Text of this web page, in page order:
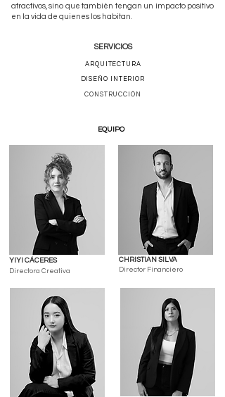
atractivos, sino que también tengan un impacto positivo
en la vida de quienes los habitan.
SERVICIOS
ARQUITECTURA
DISEÑO INTERIOR
CONSTRUCCIÓN
EQUIPO
YIYI CÁCERES
Directora Creativa
CHRISTIAN SILVA
Director Financiero